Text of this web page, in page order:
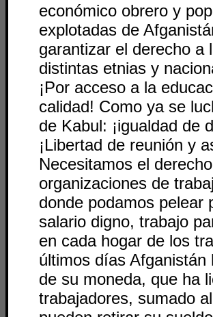
económico obrero y
explotadas de
garantizar el derecho a
distintas etnias y
¡Por acceso a la
calidad! Como ya se
de Kabul: ¡igualdad de
¡Libertad de reunión y
Necesitamos el
organizaciones de
donde podamos pelear
salario digno, trabajo
en cada hogar de los
últimos días Afganistán
de su moneda, que ha
trabajadores, sumado